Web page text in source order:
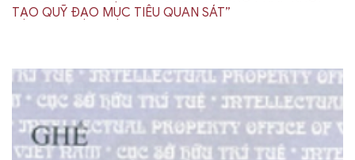
TẠO QUỸ ĐẠO MỤC TIÊU QUAN SÁT”